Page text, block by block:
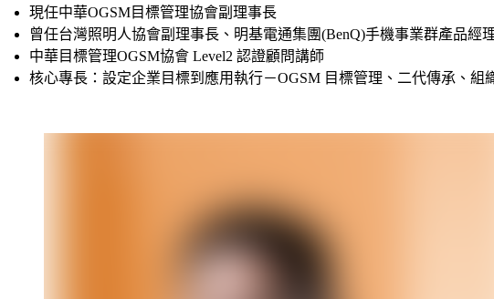
現任中華OGSM目標管理協會副理事長
曾任台灣照明人協會副理事長、明基電通集團(BenQ)手機事業群產品經
中華目標管理OGSM協會 Level2 認證顧問講師
核心專長：設定企業目標到應用執行－OGSM 目標管理、二代傳承、組